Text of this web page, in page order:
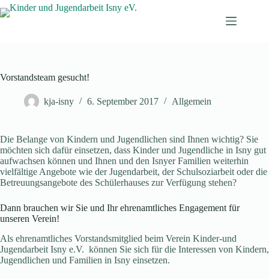
Zum
Inhalt
Vorstandsteam gesucht!
kja-isny 6. September 2017 Allgemein
Die Belange von Kindern und Jugendlichen sind Ihnen wichtig? Sie
möchten sich dafür einsetzen, dass Kinder und Jugendliche in Isny gut
aufwachsen können und Ihnen und den Isnyer Familien weiterhin
vielfältige Angebote wie der Jugendarbeit, der Schulsoziarbeit oder die
Betreuungsangebote des Schülerhauses zur Verfügung stehen?
Dann brauchen wir Sie und Ihr ehrenamtliches Engagement für
unseren Verein!
Als ehrenamtliches Vorstandsmitglied beim Verein Kinder-und
Jugendarbeit Isny e.V. können Sie sich für die Interessen von Kindern,
Jugendlichen und Familien in Isny einsetzen.